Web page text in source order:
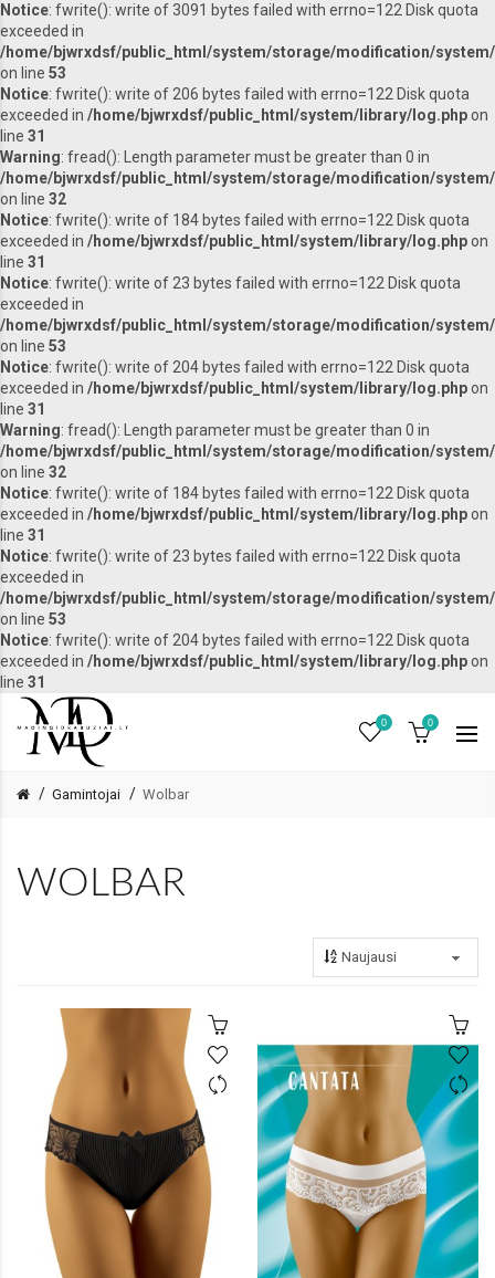
Notice: fwrite(): write of 3091 bytes failed with errno=122 Disk quota
exceeded in
/home/bjwrxdsf/public_html/system/storage/modification/
on line 53
Notice: fwrite(): write of 206 bytes failed with errno=122 Disk quota
exceeded in /home/bjwrxdsf/public_html/system/library/log.phpon
line 31
Warning: fread(): Length parameter must be greater than 0 in
/home/bjwrxdsf/public_html/system/storage/modification/
on line 32
Notice: fwrite(): write of 184 bytes failed with errno=122 Disk quota
exceeded in /home/bjwrxdsf/public_html/system/library/log.phpon
line 31
Notice: fwrite(): write of 23 bytes failed with errno=122 Disk quota
exceeded in
/home/bjwrxdsf/public_html/system/storage/modification/
on line 53
Notice: fwrite(): write of 204 bytes failed with errno=122 Disk quota
exceeded in /home/bjwrxdsf/public_html/system/library/log.phpon
line 31
Warning: fread(): Length parameter must be greater than 0 in
/home/bjwrxdsf/public_html/system/storage/modification/
on line 32
Notice: fwrite(): write of 184 bytes failed with errno=122 Disk quota
exceeded in /home/bjwrxdsf/public_html/system/library/log.phpon
line 31
Notice: fwrite(): write of 23 bytes failed with errno=122 Disk quota
exceeded in
/home/bjwrxdsf/public_html/system/storage/modification/
on line 53
Notice: fwrite(): write of 204 bytes failed with errno=122 Disk quota
exceeded in /home/bjwrxdsf/public_html/system/library/log.phpon
line 31
0 0
Gamintojai Wolbar
WOLBAR